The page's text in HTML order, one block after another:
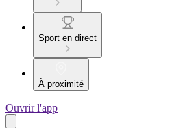
Sport en direct
À proximité
Ouvrir l'app